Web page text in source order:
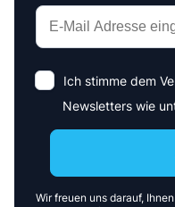
Ich stimme dem
Newsletters wie
Wir freuen uns darauf,